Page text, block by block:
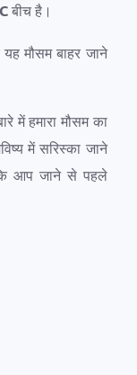
C बीच है।
मौसम बाहर जाने
में हमारा मौसम का
में सरिस्का जाने
आप जाने से पहले